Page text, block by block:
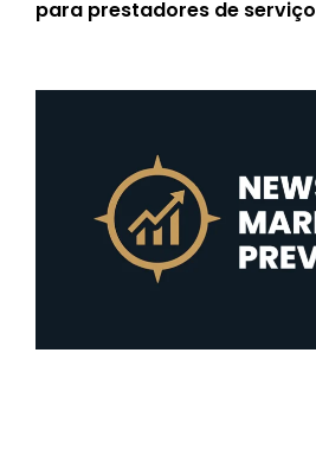
para prestadores de serviço